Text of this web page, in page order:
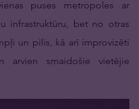
puses metropoles ar
infrastruktūru, bet no otras
un pilis, kā arī improvizēti
smaidošie vietējie